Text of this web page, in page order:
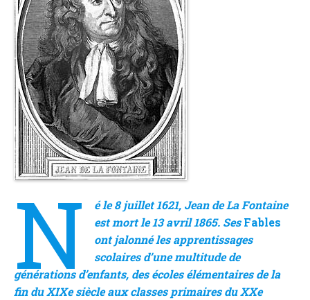
N
é le 8 juillet 1621, Jean de La Fontaine
est mort le 13 avril 1865. SesFables
ont jalonné les apprentissages
scolaires d’une multitude de
générations d’enfants, des écoles élémentaires de la
fin du XIXe siècle aux classes primaires du XXe